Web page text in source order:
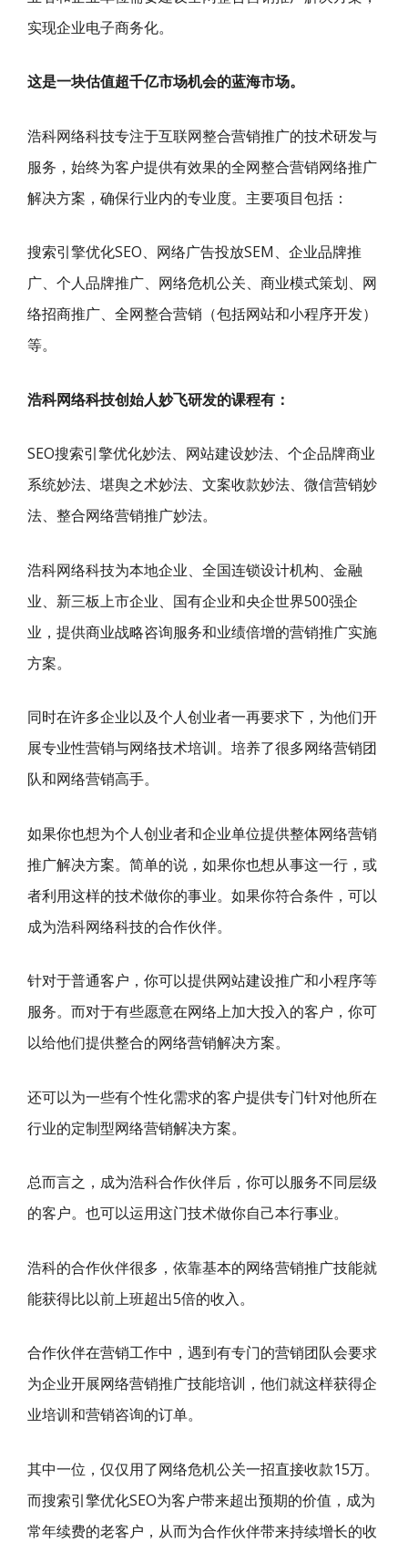
实现企业电子商务化。
这是一块估值超千亿市场机会的蓝海市场。
浩科网络科技专注于互联网整合营销推广的技术研发与
服务，始终为客户提供有效果的全网整合营销网络推广
解决方案，确保行业内的专业度。主要项目包括：
搜索引擎优化SEO、网络广告投放SEM、企业品牌推
广、个人品牌推广、网络危机公关、商业模式策划、网
络招商推广、全网整合营销（包括网站和小程序开发）
等。
浩科网络科技创始人妙飞研发的课程有：
SEO搜索引擎优化妙法、网站建设妙法、个企品牌商业
系统妙法、堪舆之术妙法、文案收款妙法、微信营销妙
法、整合网络营销推广妙法。
浩科网络科技为本地企业、全国连锁设计机构、金融
业、新三板上市企业、国有企业和央企世界500强企
业，提供商业战略咨询服务和业绩倍增的营销推广实施
方案。
同时在许多企业以及个人创业者一再要求下，为他们开
展专业性营销与网络技术培训。培养了很多网络营销团
队和网络营销高手。
如果你也想为个人创业者和企业单位提供整体网络营销
推广解决方案。简单的说，如果你也想从事这一行，或
者利用这样的技术做你的事业。如果你符合条件，可以
成为浩科网络科技的合作伙伴。
针对于普通客户，你可以提供网站建设推广和小程序等
服务。而对于有些愿意在网络上加大投入的客户，你可
以给他们提供整合的网络营销解决方案。
还可以为一些有个性化需求的客户提供专门针对他所在
行业的定制型网络营销解决方案。
总而言之，成为浩科合作伙伴后，你可以服务不同层级
的客户。也可以运用这门技术做你自己本行事业。
浩科的合作伙伴很多，依靠基本的网络营销推广技能就
能获得比以前上班超出5倍的收入。
合作伙伴在营销工作中，遇到有专门的营销团队会要求
为企业开展网络营销推广技能培训，他们就这样获得企
业培训和营销咨询的订单。
其中一位，仅仅用了网络危机公关一招直接收款15万。
而搜索引擎优化SEO为客户带来超出预期的价值，成为
常年续费的老客户，从而为合作伙伴带来持续增长的收